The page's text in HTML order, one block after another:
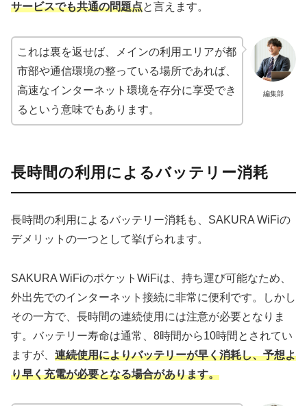
サービスでも共通の問題点と言えます。
編集部
これは裏を返せば、メインの利用エリアが都
市部や通信環境の整っている場所であれば、
高速なインターネット環境を存分に享受でき
るという意味でもあります。
長時間の利用によるバッテリー消耗
長時間の利用によるバッテリー消耗も、SAKURA WiFiの
デメリットの一つとして挙げられます。
SAKURA WiFiのポケットWiFiは、持ち運び可能なため、
外出先でのインターネット接続に非常に便利です。しかし
その一方で、長時間の連続使用には注意が必要となりま
す。バッテリー寿命は通常、8時間から10時間とされてい
ますが、 連続使用によりバッテリーが早く消耗し、予想よ
り早く充電が必要となる場合があります。